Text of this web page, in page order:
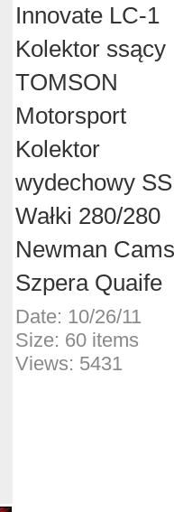
Innovate LC-1
Kolektor ssący
TOMSON
Motorsport
Kolektor
wydechowy
Wałki 280/280
Newman Cams
Szpera Quaife
Date: 10/26/11
Size: 60 items
Views: 5431